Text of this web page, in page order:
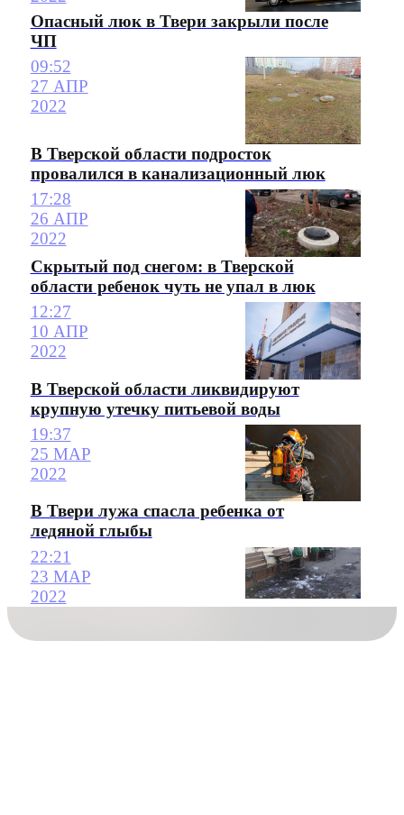
Опасный люк в Твери закрыли после
ЧП
09:52
27 АПР
2022
В Тверской области подросток
провалился в канализационный люк
17:28
26 АПР
2022
Скрытый под снегом: в Тверской
области ребенок чуть не упал в люк
12:27
10 АПР
2022
В Тверской области ликвидируют
крупную утечку питьевой воды
19:37
25 МАР
2022
В Твери лужа спасла ребенка от
ледяной глыбы
22:21
23 МАР
2022